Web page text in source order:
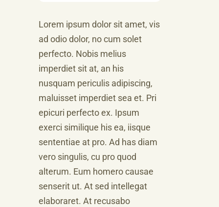
Lorem ipsum dolor sit amet, vis
ad odio dolor, no cum solet
perfecto. Nobis melius
imperdiet sit at, an his
nusquam periculis adipiscing,
maluisset imperdiet sea et. Pri
epicuri perfecto ex. Ipsum
exerci similique his ea, iisque
sententiae at pro. Ad has diam
vero singulis, cu pro quod
alterum. Eum homero causae
senserit ut. At sed intellegat
elaboraret. At recusabo